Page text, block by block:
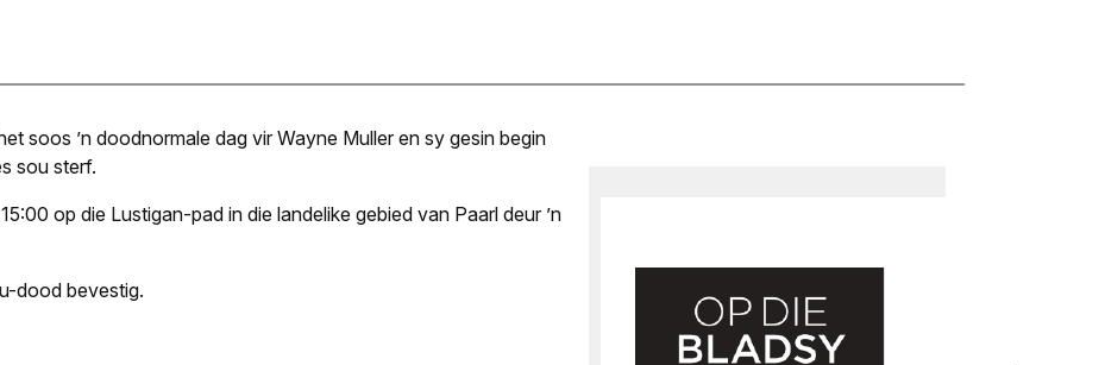
soos ’n doodnormale dag vir Wayne Muller en sy gesin begin
sou sterf.
op die Lustigan-pad in die landelike gebied van Paarl deur ’n
dood bevestig.